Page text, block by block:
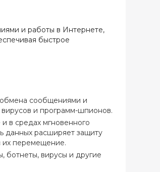
и работы в Интернете,
быстрое
обмена сообщениями и
и программ-шпионов.
в средах мгновенного
данных расширяет защиту
их перемещение.
ботнеты, вирусы и другие